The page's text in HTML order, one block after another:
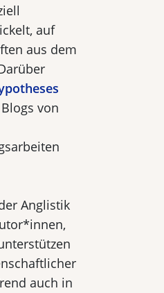
auf
aus dem
von
Anglistik
auch in